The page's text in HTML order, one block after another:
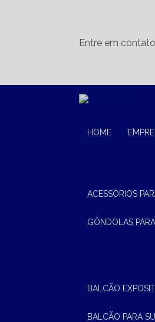
Entre em
HOME
ACESSÓRIOS
GÔNDOLAS
BALCÃO
BALCÃO PARA